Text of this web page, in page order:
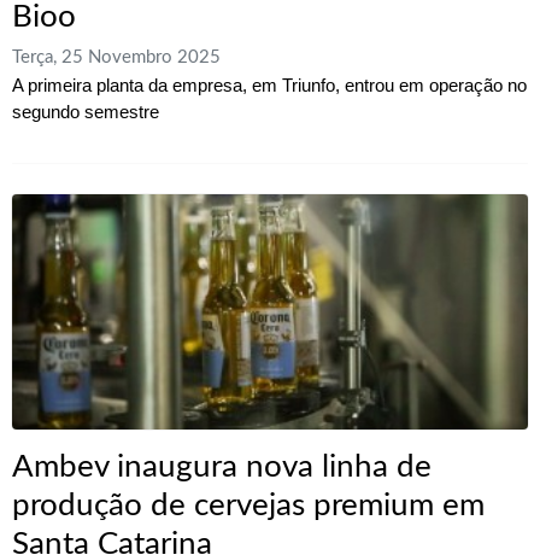
Bioo
Terça, 25 Novembro 2025
A primeira planta da empresa, em Triunfo, entrou em operação no
segundo semestre
Ambev inaugura nova linha de
produção de cervejas premium em
Santa Catarina